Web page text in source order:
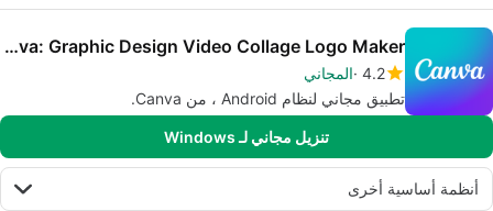
Canva: Graphic Design Video Collage Logo Maker
4.2 المجاني
تطبيق مجاني لنظام Android ، من Canva.
تنزيل مجاني لـ Windows
أنظمة أساسية أخرى